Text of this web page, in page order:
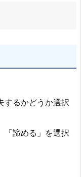
するかどうか選択
「諦める」を選択